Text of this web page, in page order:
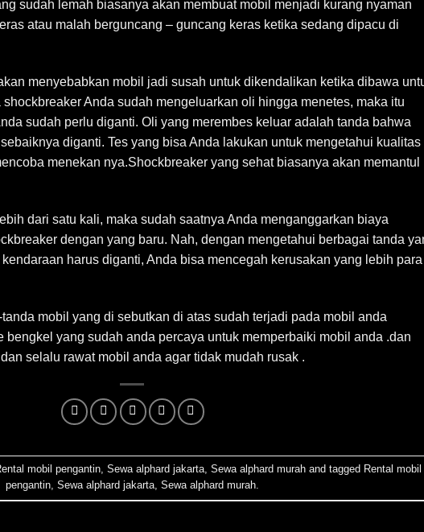
sudah lemah biasanya akan membuat mobil menjadi kurang nyaman
atau malah berguncang – guncang keras ketika sedang dipacu di
menyebabkan mobil jadi susah untuk dikendalikan ketika dibawa
Anda sudah mengeluarkan oli hingga menetes, maka itu
sudah perlu diganti. Oli yang merembes keluar adalah tanda bahwa
diganti. Tes yang bisa Anda lakukan untuk mengetahui kualitas
menekan nya.Shockbreaker yang sehat biasanya akan memantul
dari satu kali, maka sudah saatnya Anda menganggarkan biaya
dengan yang baru. Nah, dengan mengetahui berbagai tanda
harus diganti, Anda bisa mencegah kerusakan yang lebih para
mobil yang di sebutkan di atas sudah terjadi pada mobil anda
yang sudah anda percaya untuk memperbaiki mobil anda .dan
selalu rawat mobil anda agar tidak mudah rusak .
mobil pengantin ,Sewa alphard jakarta ,Sewa alphard murah and tagged Rental mobil
pengantin, Sewa alphard jakarta, Sewa alphard murah.